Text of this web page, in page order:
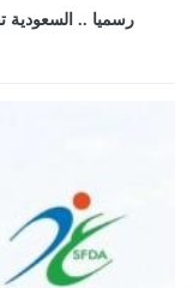
رسميا .. السعودية